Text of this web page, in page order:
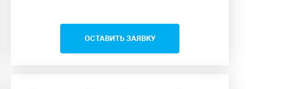
ОСТАВИТЬ ЗАЯВКУ